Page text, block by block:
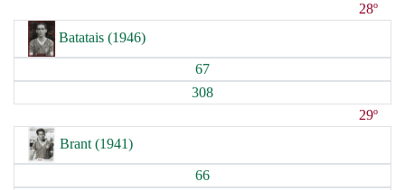
28º
Batatais (1946)
67
308
29º
Brant (1941)
66